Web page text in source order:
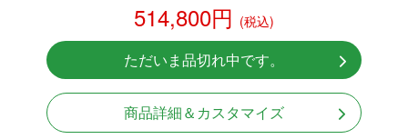
NVMeSSD 1TB
無線LAN Bluetooth対応
Windows11 Home 64bit
514,800円 (税込)
ただいま品切れ中です。
商品詳細＆カスタマイズ